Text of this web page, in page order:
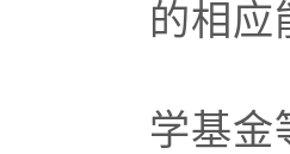
的相应
学基金